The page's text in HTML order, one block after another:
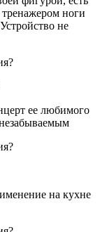
ноги
не
ее любимого
на кухне